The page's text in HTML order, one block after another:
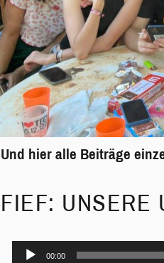
Und hier alle Beiträge
FIEF: UNSERE
Audio-00:00